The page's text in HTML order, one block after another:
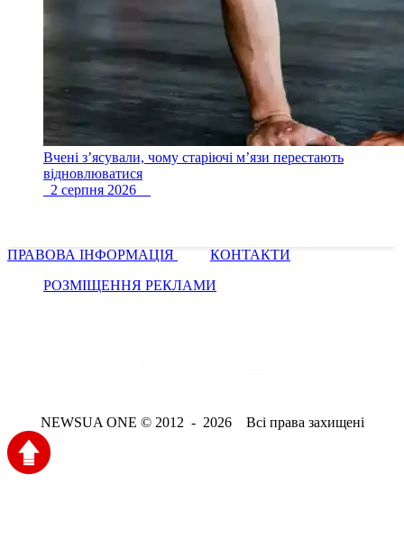
Вчені з’ясували, чому старіючі м’язи перестають
відновлюватися
2 серпня 2026
ПРАВОВА ІНФОРМАЦІЯ
КОНТАКТИ
РОЗМІЩЕННЯ РЕКЛАМИ
NEWSUA ONE © 2012 - 2026 Всі права захищені